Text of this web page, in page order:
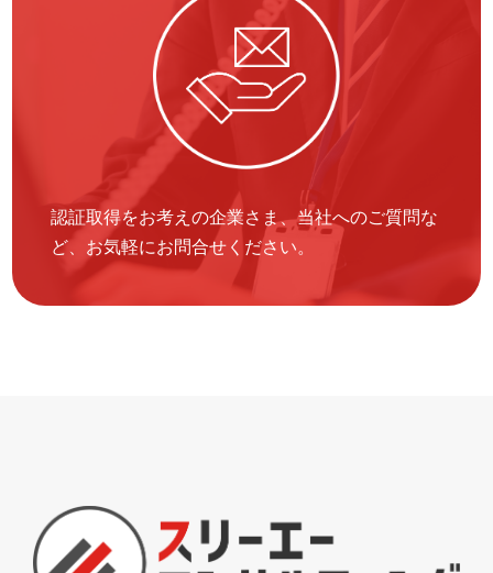
認証取得をお考えの企業さま、当社へのご質問な
ど、お気軽にお問合せください。